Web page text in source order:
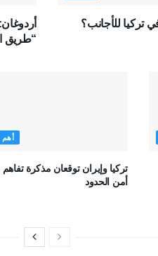
تركيا للأجانب؟
“طريق
أهم
تركيا وإيران توقعان مذكرة
أمن الحدود